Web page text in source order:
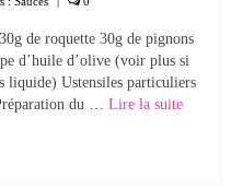
de roquette 30g de pignons
d’huile d’olive (voir plus si
liquide) Ustensiles particuliers
du … Lire la suite­­